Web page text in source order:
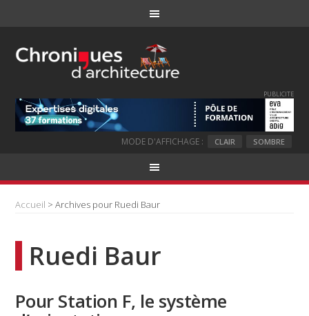
PUBLICITE
MODE D'AFFICHAGE : CLAIR SOMBRE
Accueil > Archives pour Ruedi Baur
Ruedi Baur
Pour Station F, le système